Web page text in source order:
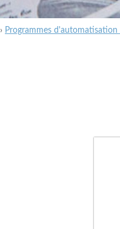
› Programmes d'automatisation